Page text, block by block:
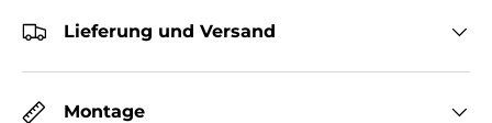
Lieferung und Versand
Montage